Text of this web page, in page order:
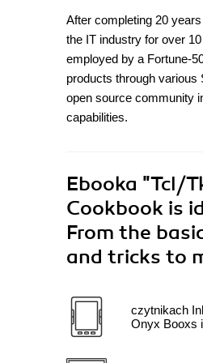
After completing 20
the IT industry for over
employed by a Fortune-
products through various
open source community
capabilities.
Ebooka "Tcl/
Cookbook is
From the
and tricks to
czytnikach
Onyx Booxs